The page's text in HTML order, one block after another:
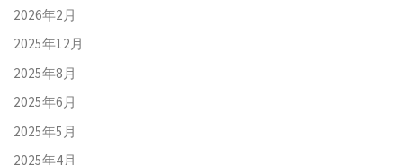
2026年2月
2025年12月
2025年8月
2025年6月
2025年5月
2025年4月